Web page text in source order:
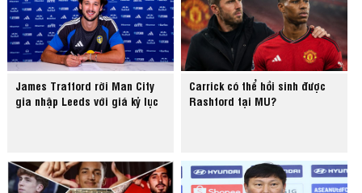
James Trafford rời Man City
gia nhập Leeds với giá kỷ lục
Carrick có thể hồi sinh được
Rashford tại MU?